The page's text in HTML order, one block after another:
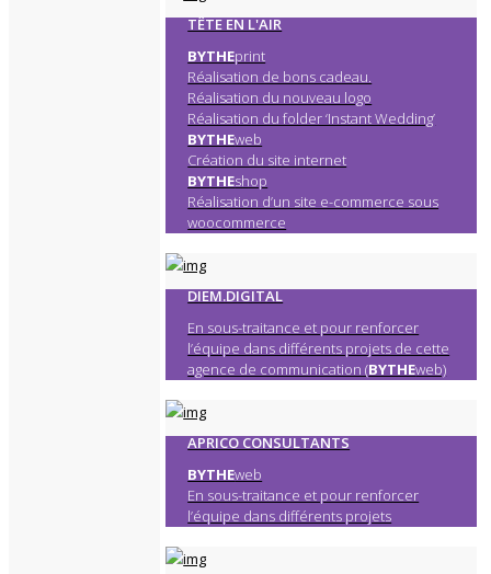
TÊTE EN L'AIR
BYTHEprint
Réalisation de bons cadeau.
Réalisation du nouveau logo
Réalisation du folder ‘Instant Wedding’
BYTHEweb
Création du site internet
BYTHEshop
Réalisation d’un site e-commerce sous
woocommerce
DIEM.DIGITAL
En sous-traitance et pour renforcer
l’équipe dans différents projets de cette
agence de communication (BYTHEweb)
APRICO CONSULTANTS
BYTHEweb
En sous-traitance et pour renforcer
l’équipe dans différents projets